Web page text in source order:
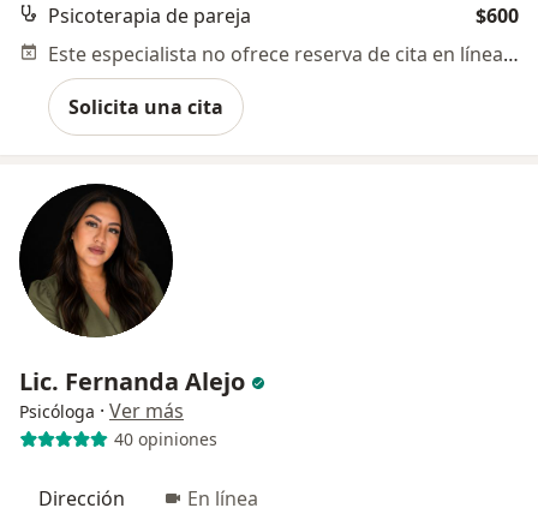
Psicoterapia de pareja
$600
Este especialista no ofrece reserva de cita en línea en esta dirección.
Solicita una cita
Lic. Fernanda Alejo
Psicóloga · Ver más
40 opiniones
Dirección En línea